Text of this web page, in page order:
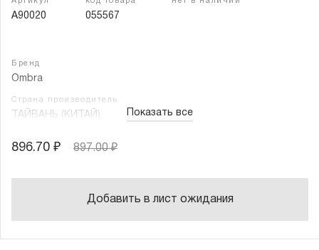
A90020 055567
Бренд
Ombra
Страна производитель
ТАЙВАНЬ (КИТАЙ) Показать все
896.70 ₽ 897.00 ₽
Добавить в лист ожидания